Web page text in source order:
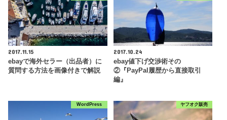
2017.11.15
ebayで海外セラー（出品者）に
質問する方法を画像付きで解説
2017.10.24
ebay値下げ交渉術その
②『PayPal履歴から直接取引
編』
WordPress ヤフオク販売